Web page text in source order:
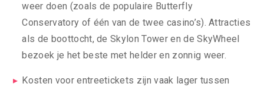
weer doen (zoals de populaire Butterfly
Conservatory of één van de twee casino’s). Attracties
als de boottocht, de Skylon Tower en de SkyWheel
bezoek je het beste met helder en zonnig weer.
Kosten voor entreetickets zijn vaak lager tussen